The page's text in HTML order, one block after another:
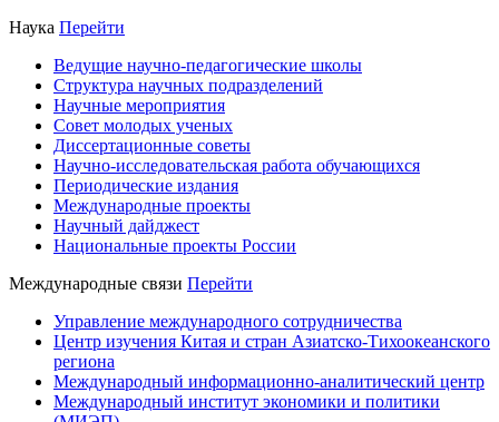
Наука Перейти
Ведущие научно-педагогические школы
Структура научных подразделений
Научные мероприятия
Совет молодых ученых
Диссертационные советы
Научно-исследовательская работа обучающихся
Периодические издания
Международные проекты
Научный дайджест
Национальные проекты России
Международные связи Перейти
Управление международного сотрудничества
Центр изучения Китая и стран Азиатско-Тихоокеанского
региона
Международный информационно-аналитический центр
Международный институт экономики и политики